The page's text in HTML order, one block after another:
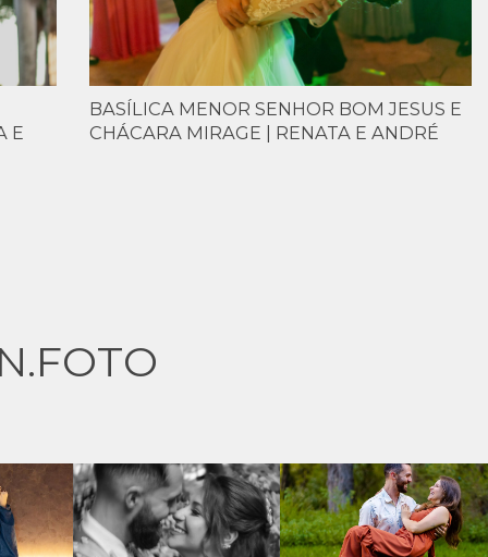
E
BASÍLICA MENOR SENHOR BOM JESUS E
CHÁCARA MIRAGE | RENATA E ANDRÉ